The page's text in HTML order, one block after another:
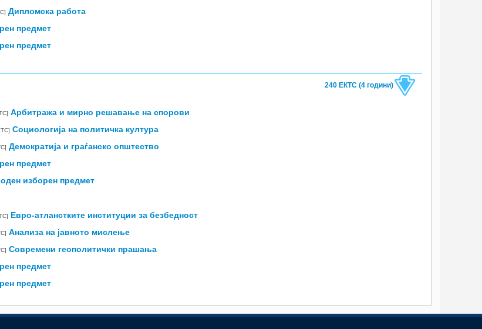
Дипломска работа
предмет
предмет
240 ЕКТС (4 години)
Арбитража и мирно решавање на спорови
Социологија на политичка култура
Демократија и граѓанско општество
предмет
изборен предмет
Евро-атланстките институции за безбедност
Анализа на јавното мислење
Современи геополитички прашања
предмет
предмет